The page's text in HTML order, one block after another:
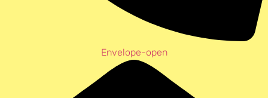
Envelope-open